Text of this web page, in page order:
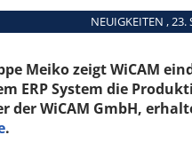
NEUIGKEITEN , 23.
Meiko zeigt WiCAM
ERP System die
der WiCAM GmbH,
.